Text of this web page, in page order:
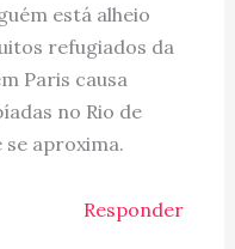
está alheio
refugiados da
Paris causa
no Rio de
se aproxima.
Responder